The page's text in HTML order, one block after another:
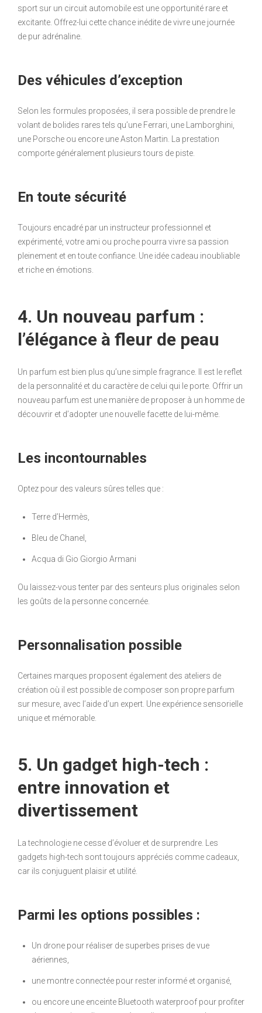
sport sur un circuit automobile est une opportunité rare et
excitante. Offrez-lui cette chance inédite de vivre une journée
de pur adrénaline.
Des véhicules d’exception
Selon les formules proposées, il sera possible de prendre le
volant de bolides rares tels qu’une Ferrari, une Lamborghini,
une Porsche ou encore une Aston Martin. La prestation
comporte généralement plusieurs tours de piste.
En toute sécurité
Toujours encadré par un instructeur professionnel et
expérimenté, votre ami ou proche pourra vivre sa passion
pleinement et en toute confiance. Une idée cadeau inoubliable
et riche en émotions.
4. Un nouveau parfum :
l’élégance à fleur de peau
Un parfum est bien plus qu’une simple fragrance. Il est le reflet
de la personnalité et du caractère de celui qui le porte. Offrir un
nouveau parfum est une manière de proposer à un homme de
découvrir et d’adopter une nouvelle facette de lui-même.
Les incontournables
Optez pour des valeurs sûres telles que :
Terre d’Hermès,
Bleu de Chanel,
Acqua di Gio Giorgio Armani
Ou laissez-vous tenter par des senteurs plus originales selon
les goûts de la personne concernée.
Personnalisation possible
Certaines marques proposent également des ateliers de
création où il est possible de composer son propre parfum
sur mesure, avec l’aide d’un expert. Une expérience sensorielle
unique et mémorable.
5. Un gadget high-tech :
entre innovation et
divertissement
La technologie ne cesse d’évoluer et de surprendre. Les
gadgets high-tech sont toujours appréciés comme cadeaux,
car ils conjuguent plaisir et utilité.
Parmi les options possibles :
Un drone pour réaliser de superbes prises de vue
aériennes,
une montre connectée pour rester informé et organisé,
ou encore une enceinte Bluetooth waterproof pour profiter